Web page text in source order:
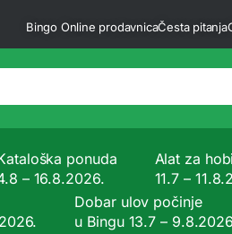
Bingo Online prodavnicaČesta pitanja
ponuda
– 16.8.2026.
Alat za
11.7 –
Dobar ulov počinje
u Bingu 13.7 –